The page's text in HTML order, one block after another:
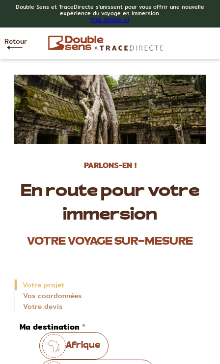
Double Sens et TraceDirecte s'unissent pour vous offrir une nouvelle
expérience du voyage en immersion.
Plus d'infos ici
Retour
PARLONS-EN !
En route pour votre
immersion
VOTRE VOYAGE SUR-MESURE
Votre projet
Vos coordonnées
Votre devis
Ma destination
Afrique